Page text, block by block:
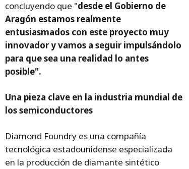
concluyendo que "desde el Gobierno de
Aragón estamos realmente
entusiasmados con este proyecto muy
innovador y vamos a seguir impulsándolo
para que sea una realidad lo antes
posible".
Una pieza clave en la industria mundial de
los semiconductores
Diamond Foundry es una compañía
tecnológica estadounidense especializada
en la producción de diamante sintético